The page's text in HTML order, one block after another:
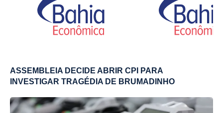
ASSEMBLEIA DECIDE ABRIR CPI PARA
INVESTIGAR TRAGÉDIA DE BRUMADINHO